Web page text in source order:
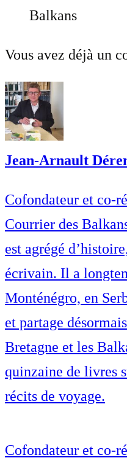
Balkans
Vous avez déjà un
Jean-Arnault
Cofondateur et co-
Courrier des
est agrégé
écrivain. Il a
Monténégro, en
et partage
Bretagne et les
quinzaine de livres
récits de voyage.
Cofondateur et co-